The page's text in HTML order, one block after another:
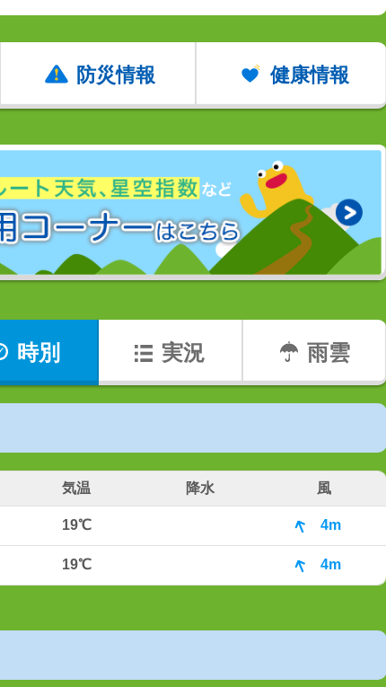
防災情報 健康情報
時別 実況 雨雲
気温 降水 風
19℃ 4m
19℃ 4m